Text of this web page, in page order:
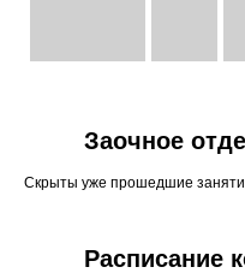
Заочное
Скрыты уже прошедшие
Расписание